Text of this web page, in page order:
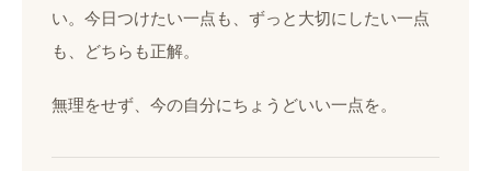
い。今日つけたい一点も、ずっと大切にしたい一点
も、どちらも正解。
無理をせず、今の自分にちょうどいい一点を。